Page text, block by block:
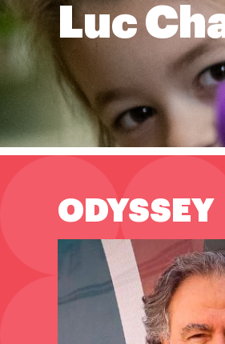
Luc
ODYSSEY